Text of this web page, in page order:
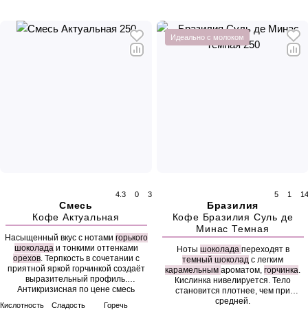
4.3 0 3
Смесь
Кофе Актуальная
Насыщенный вкус с нотами горького
шоколадаи тонкими оттенками
орехов. Терпкость в сочетании с
приятной яркой горчинкой создаёт
выразительный профиль.
Антикризисная по цене смесь
Кислотность Сладость Горечь
Идеально с молоком
5 1 14
Бразилия
Кофе Бразилия Суль де
Минас Темная
Ноты шоколада переходят в
темный шоколад с легким
карамельным ароматом, горчинка.
Кислинка нивелируется. Тело
становится плотнее, чем при
средней.